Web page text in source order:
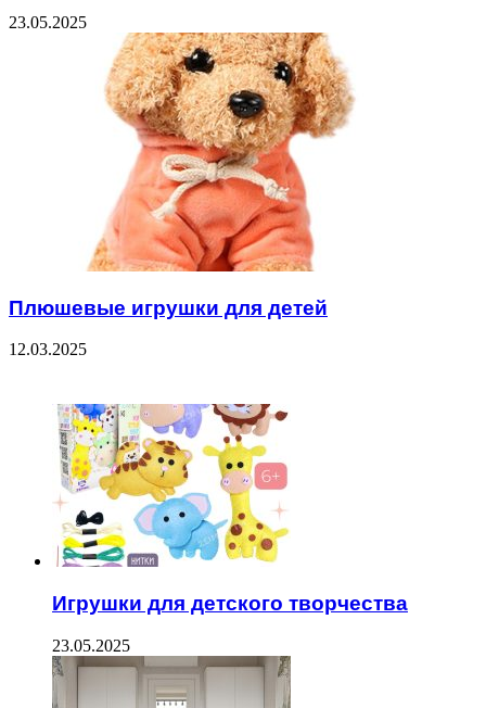
23.05.2025
Плюшевые игрушки для детей
12.03.2025
Игрушки для детского творчества
23.05.2025